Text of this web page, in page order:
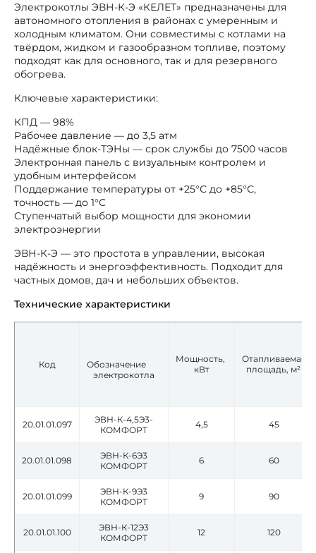
Электрокотлы ЭВН-К-Э «КЕЛЕТ» предназначены для
автономного отопления в районах с умеренным и
холодным климатом. Они совместимы с котлами на
твёрдом, жидком и газообразном топливе, поэтому
подходят как для основного, так и для резервного
обогрева.
Ключевые характеристики:
КПД — 98%
Рабочее давление — до 3,5 атм
Надёжные блок-ТЭНы — срок службы до 7500 часов
Электронная панель с визуальным контролем и
удобным интерфейсом
Поддержание температуры от +25°С до +85°С,
точность — до 1°С
Ступенчатый выбор мощности для экономии
электроэнергии
ЭВН-К-Э — это простота в управлении, высокая
надёжность и энергоэффективность. Подходит для
частных домов, дач и небольших объектов.
Технические характеристики
Код
Обозначение
электрокотла
Мощность,
кВт
Отапливаемая
площадь, м²
20.01.01.097
ЭВН-К-4,5Э3-
КОМФОРТ
4,5 45
20.01.01.098
ЭВН-К-6Э3
КОМФОРТ
6 60
20.01.01.099
ЭВН-К-9Э3
КОМФОРТ
9 90
20.01.01.100
ЭВН-К-12Э3
КОМФОРТ
12 120